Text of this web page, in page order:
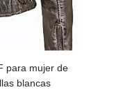
para mujer de
blancas